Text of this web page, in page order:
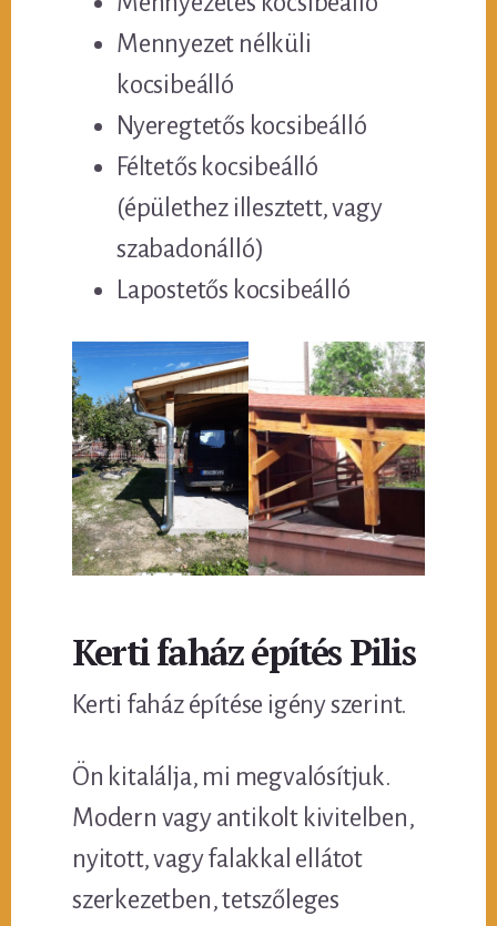
Mennyezet nélküli
kocsibeálló
Nyeregtetős kocsibeálló
Féltetős kocsibeálló
(épülethez illesztett, vagy
szabadonálló)
Lapostetős kocsibeálló
Kerti faház építés Pilis
Kerti faház építése igény szerint.
Ön kitalálja, mi megvalósítjuk.
Modern vagy antikolt kivitelben,
nyitott, vagy falakkal ellátot
szerkezetben, tetszőleges